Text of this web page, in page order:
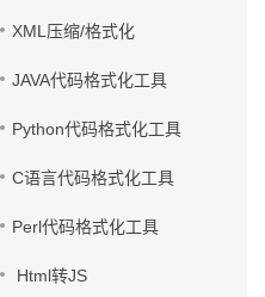
XML压缩/格式化
JAVA代码格式化工具
Python代码格式化工具
C语言代码格式化工具
Perl代码格式化工具
Html转JS